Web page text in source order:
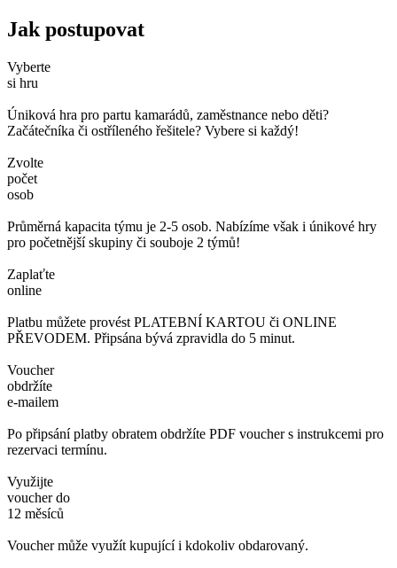
Jak postupovat
Vyberte
si hru
Úniková hra pro partu kamarádů, zaměstnance nebo děti?
Začátečníka či ostříleného řešitele? Vybere si každý!
Zvolte
počet
osob
Průměrná kapacita týmu je 2-5 osob. Nabízíme však i únikové hry
pro početnější skupiny či souboje 2 týmů!
Zaplaťte
online
Platbu můžete provést PLATEBNÍ KARTOU či ONLINE
PŘEVODEM. Připsána bývá zpravidla do 5 minut.
Voucher
obdržíte
e-mailem
Po připsání platby obratem obdržíte PDF voucher s instrukcemi pro
rezervaci termínu.
Využijte
voucher do
12 měsíců
Voucher může využít kupující i kdokoliv obdarovaný.